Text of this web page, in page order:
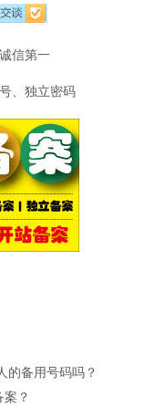
信第一
、独立密码
的备用号码吗？
？